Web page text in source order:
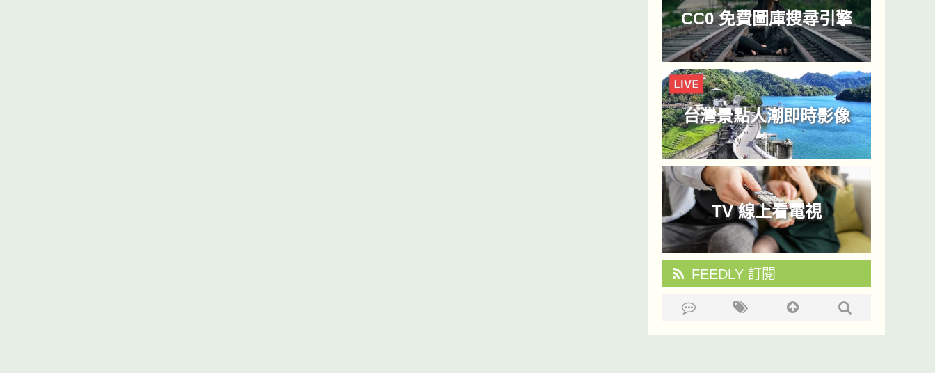
CC0 免費圖庫搜尋引擎
台灣景點人潮即時影像
TV 線上看電視
FEEDLY 訂閱